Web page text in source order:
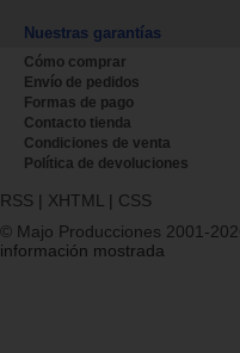
Nuestras garantías
Cómo comprar
Envío de pedidos
Formas de pago
Contacto tienda
Condiciones de venta
Política de devoluciones
RSS | XHTML | CSS
© Majo Producciones 2001-
información mostrada